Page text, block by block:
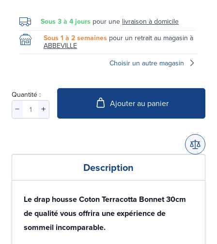
Sous 3 à 4 jours pour une livraison à domicile
Sous 1 à 2 semaines pour un retrait au magasin à
ABBEVILLE
Choisir un autre magasin
Quantité :
Ajouter au panier
Description
Le drap housse Coton Terracotta Bonnet 30cm
de qualité vous offrira une expérience de
sommeil incomparable.